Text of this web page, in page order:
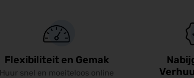
Flexibiliteit en Gemak
Huur snel en moeiteloos online